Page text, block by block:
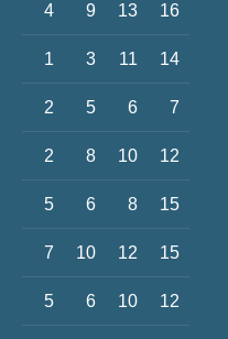
4 9 13 16
1 3 11 14
2 5 6 7
2 8 10 12
5 6 8 15
7 10 12 15
5 6 10 12